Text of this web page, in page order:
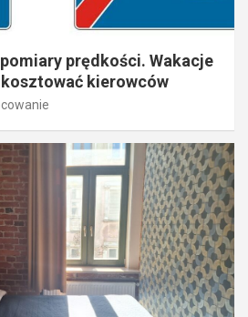
prędkości. Wakacje
kosztować kierowców